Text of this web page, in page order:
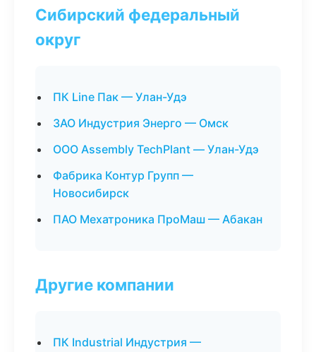
Сибирский федеральный
округ
ПК Line Пак — Улан-Удэ
ЗАО Индустрия Энерго — Омск
ООО Assembly TechPlant — Улан-Удэ
Фабрика Контур Групп —
Новосибирск
ПАО Мехатроника ПроМаш — Абакан
Другие компании
ПК Industrial Индустрия —